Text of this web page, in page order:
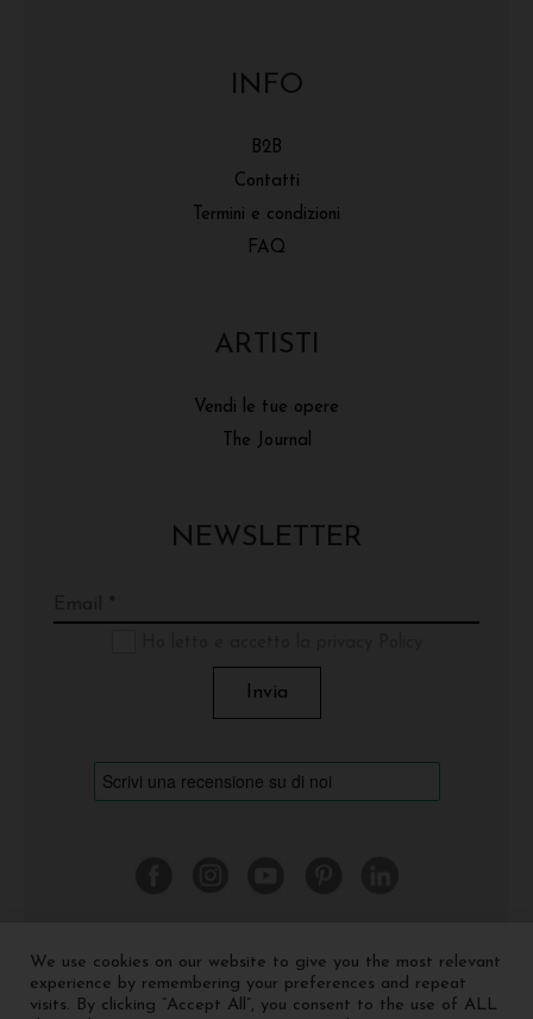
INFO
B2B
Contatti
Termini e condizioni
FAQ
ARTISTI
Vendi le tue opere
The Journal
NEWSLETTER
© 2026 Cinquerosso Arte S.r.l. a socio unico - p.Iva
04035591207 -Privacy policy-Cookie policy
We use cookies on our website to give you the most relevant
experience by remembering your preferences and repeat
visits. By clicking “Accept All”, you consent to the use of ALL